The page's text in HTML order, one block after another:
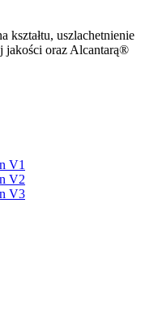
kształtu, uszlachetnienie
jakości oraz Alcantarą®
V1
V2
V3